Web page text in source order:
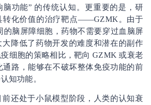
脑功能” 的传统认知。更重要的是，研
转化价值的治疗靶点——GZMK。由于
的脑屏障细胞，药物不需要穿过血脑屏
大降低了药物开发的难度和潜在的副作
细胞的策略相比，靶向 GZMK 或衰老
通路，能够在不破坏整体免疫功能的前
知功能。
还处于小鼠模型阶段，人类的认知衰